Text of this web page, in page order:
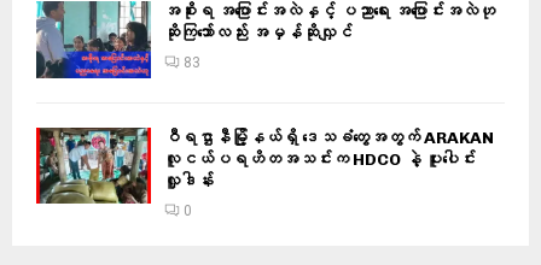
အစိုးရ အပြောင်းအလဲနှင့် ပညာရေး အပြောင်းအလဲဟု
ဆိုကြသော်လည်း အမှန်ဆိုလျှင်
83
ဝီရဌာနီမြို့နယ်ရှိ‌ ဒေသခံတွေအတွက် ARAKAN
လူငယ်ပရဟိတအသင်းက HDCO နဲ့ ပူးပေါင်း
လှူဒါန်း
0